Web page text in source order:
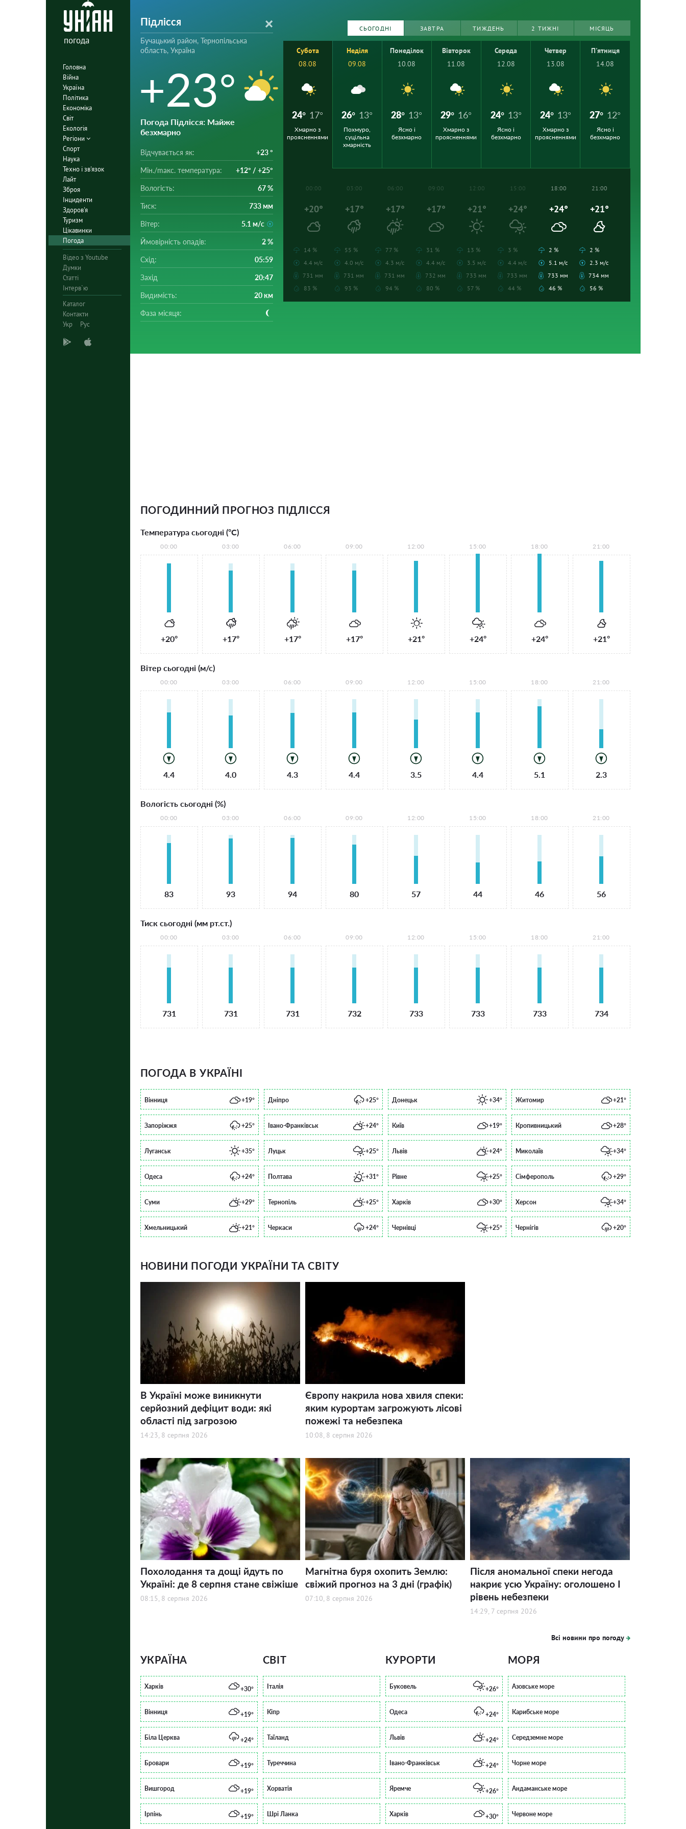
погода
Головна
Війна
Україна
Політика
Економіка
Світ
Екологія
Регіони
Спорт
Наука
Техно і зв'язок
Лайт
Зброя
Інциденти
Здоров'я
Туризм
Цікавинки
Погода
Відео з Youtube
Думки
Статті
Інтерв`ю
Каталог
Контакти
Укр
Рус
Підлісся
Бучацький район, Тернопільська
область, Україна
+23°
Погода Підлісся: Майже
безхмарно
Відчувається як: +23 °
Мін./mакс. температура: +12° / +25°
Вологість: 67 %
Тиск: 733 мм
Вітер: 5.1 м/с
Ймовірність опадів: 2 %
Схід: 05:59
Захід 20:47
Видимість: 20 км
Фаза місяця:
СЬОГОДНІ ЗАВТРА ТИЖДЕНЬ 2 ТИЖНІ МІСЯЦЬ
Субота
08.08
24° 17°
Хмарно з
проясненнями
Неділя
09.08
26° 13°
Похмуро,
суцільна
хмарність
Понеділок
10.08
28° 13°
Ясно і
безхмарно
Вівторок
11.08
29° 16°
Хмарно з
проясненнями
Середа
12.08
24° 13°
Ясно і
безхмарно
Четвер
13.08
24° 13°
Хмарно з
проясненнями
П'ятниця
14.08
27° 12°
Ясно і
безхмарно
00:00
+20°
14 %
4.4 м/с
731 мм
83 %
03:00
+17°
55 %
4.0 м/с
731 мм
93 %
06:00
+17°
77 %
4.3 м/с
731 мм
94 %
09:00
+17°
31 %
4.4 м/с
732 мм
80 %
12:00
+21°
13 %
3.5 м/с
733 мм
57 %
15:00
+24°
3 %
4.4 м/с
733 мм
44 %
18:00
+24°
2 %
5.1 м/с
733 мм
46 %
21:00
+21°
2 %
2.3 м/с
734 мм
56 %
ПОГОДИННИЙ ПРОГНОЗ ПІДЛІССЯ
Температура сьогодні (°С)
00:00
+20°
03:00
+17°
06:00
+17°
09:00
+17°
12:00
+21°
15:00
+24°
18:00
+24°
21:00
+21°
Вітер сьогодні (м/с)
00:00
4.4
03:00
4.0
06:00
4.3
09:00
4.4
12:00
3.5
15:00
4.4
18:00
5.1
21:00
2.3
Вологість сьогодні (%)
00:00
83
03:00
93
06:00
94
09:00
80
12:00
57
15:00
44
18:00
46
21:00
56
Тиск сьогодні (мм рт.ст.)
00:00
731
03:00
731
06:00
731
09:00
732
12:00
733
15:00
733
18:00
733
21:00
734
ПОГОДА В УКРАЇНІ
Вінниця +19° Дніпро +25° Донецьк +34° Житомир +21°
Запоріжжя +25° Івано-Франківськ +24° Київ +19° Кропивницький +28°
Луганськ +35° Луцьк +25° Львів +24° Миколаїв +34°
Одеса +24° Полтава +31° Рівне +25° Сімферополь +29°
Суми +29° Тернопіль +25° Харків +30° Херсон +34°
Хмельницький +21° Черкаси +24° Чернівці +25° Чернігів +20°
НОВИНИ ПОГОДИ УКРАЇНИ ТА СВІТУ
В Україні може виникнути
серйозний дефіцит води: які
області під загрозою
14:23, 8 серпня 2026
Європу накрила нова хвиля спеки:
яким курортам загрожують лісові
пожежі та небезпека
10:08, 8 серпня 2026
Похолодання та дощі йдуть по
Україні: де 8 серпня стане свіжіше
08:15, 8 серпня 2026
Магнітна буря охопить Землю:
свіжий прогноз на 3 дні (графік)
07:10, 8 серпня 2026
Після аномальної спеки негода
накриє усю Україну: оголошено І
рівень небезпеки
14:29, 7 серпня 2026
Всі новини про погоду
УКРАЇНА
Харків +30°
Вінниця +19°
Біла Церква +24°
Бровари +19°
Вишгород +19°
Ірпінь +19°
СВІТ
Італія
Кіпр
Таїланд
Туреччина
Хорватія
Шрі Ланка
КУРОРТИ
Буковель +26°
Одеса +24°
Львів +24°
Івано-Франківськ +24°
Яремче +26°
Харків +30°
МОРЯ
Азовське море
Карибське море
Середземне море
Чорне море
Андаманське море
Червоне море